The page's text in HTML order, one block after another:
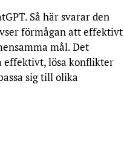
Så här svarar den
förmågan att effektivt
mål. Det
effektivt, lösa konflikter
sig till olika